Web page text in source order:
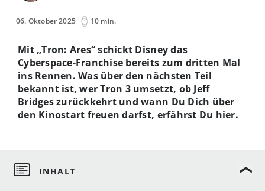
06. Oktober 2025 10 min.
Mit „Tron: Ares“ schickt Disney das
Cyberspace-Franchise bereits zum dritten Mal
ins Rennen. Was über den nächsten Teil
bekannt ist, wer Tron 3 umsetzt, ob Jeff
Bridges zurückkehrt und wann Du Dich über
den Kinostart freuen darfst, erfährst Du hier.